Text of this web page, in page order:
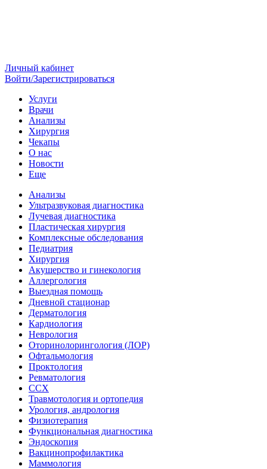
Личный кабинет
Войти/Зарегистрироваться
Услуги
Врачи
Анализы
Хирургия
Чекапы
О нас
Новости
Еще
Анализы
Ультразвуковая диагностика
Лучевая диагностика
Пластическая хирургия
Комплексные обследования
Педиатрия
Хирургия
Акушерство и гинекология
Аллергология
Выездная помощь
Дневной стационар
Дерматология
Кардиология
Неврология
Оторинолорингология (ЛОР)
Офтальмология
Проктология
Ревматология
ССХ
Травмотология и ортопедия
Урология, андрология
Физиотерапия
Функциональная диагностика
Эндоскопия
Вакцинопрофилактика
Маммология